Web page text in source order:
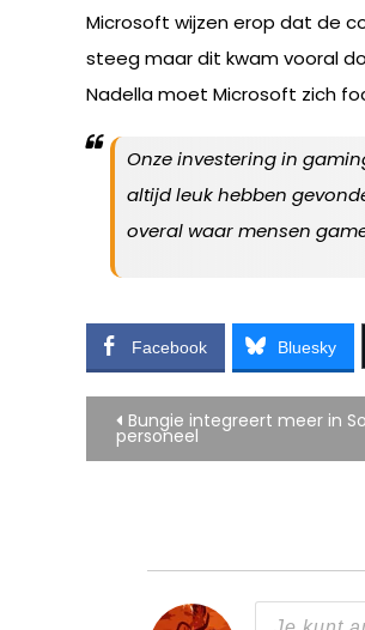
Microsoft wijzen erop dat de
steeg maar dit kwam vooral
Nadella moet Microsoft zich
Onze investering in
altijd leuk hebben
overal waar mensen
Facebook Bluesky
Bericht
navigatie
Bungie integreert meer in
personeel